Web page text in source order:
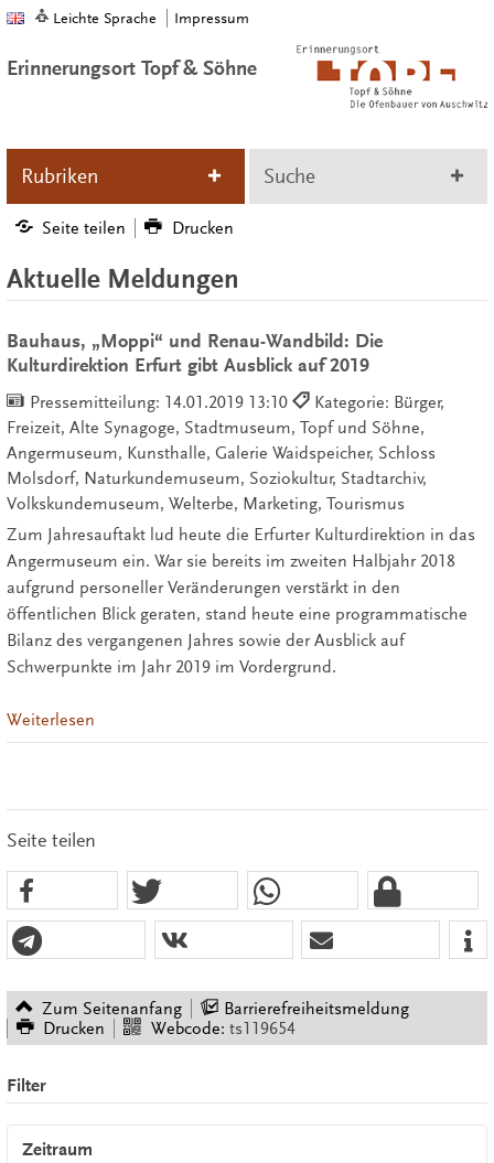
Leichte Sprache Impressum
Erinnerungsort Topf & Söhne
Rubriken Suche
Seite teilen Drucken
Aktuelle Meldungen
Bauhaus, „Moppi“ und Renau-Wandbild: Die
Kulturdirektion Erfurt gibt Ausblick auf 2019
Pressemitteilung: 14.01.2019 13:10
Kategorie: Bürger,
Freizeit, Alte Synagoge, Stadtmuseum, Topf und Söhne,
Angermuseum, Kunsthalle, Galerie Waidspeicher, Schloss
Molsdorf, Naturkundemuseum, Soziokultur, Stadtarchiv,
Volkskundemuseum, Welterbe, Marketing, Tourismus
Zum Jahresauftakt lud heute die Erfurter Kulturdirektion in das
Angermuseum ein. War sie bereits im zweiten Halbjahr 2018
aufgrund personeller Veränderungen verstärkt in den
öffentlichen Blick geraten, stand heute eine programmatische
Bilanz des vergangenen Jahres sowie der Ausblick auf
Schwerpunkte im Jahr 2019 im Vordergrund.
Weiterlesen
Seite teilen
Zum Seitenanfang
Barrierefreiheitsmeldung
Drucken
Webcode: ts119654
Filter
Zeitraum